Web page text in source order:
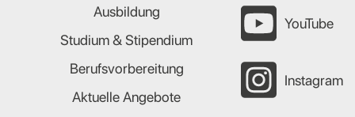
Ausbildung
Studium & Stipendium
Berufsvorbereitung
Aktuelle Angebote
YouTube
Instagram